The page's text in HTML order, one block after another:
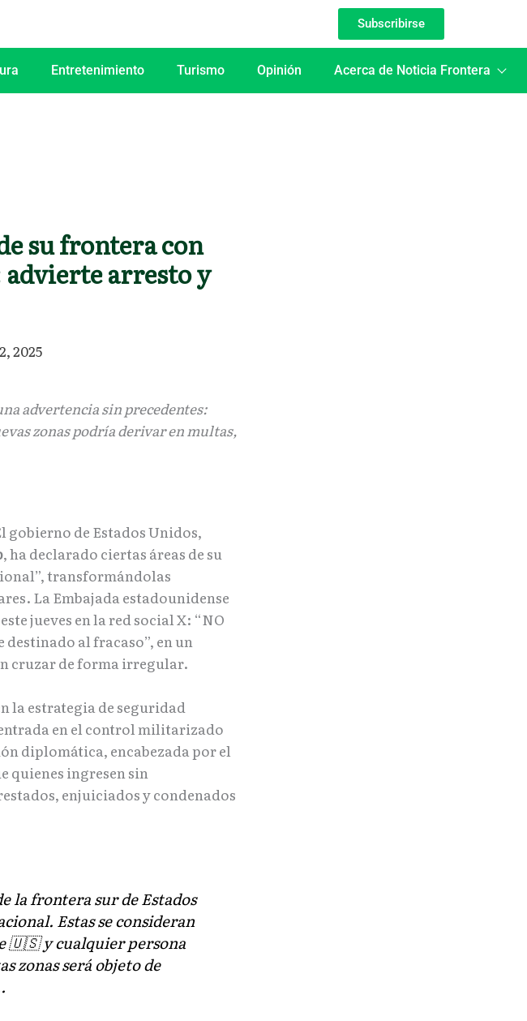
Subscribirse
Entretenimiento Turismo Opinión Acerca de Noticia Frontera
su frontera con
arresto y
2025
advertencia sin precedentes:
zonas podría derivar en multas,
gobierno de Estados Unidos,
, ha declarado ciertas áreas de su
transformándolas
La Embajada estadounidense
jueves en la red social X: “NO
al fracaso”, en un
cruzar de forma irregular.
la estrategia de seguridad
en el control militarizado
diplomática, encabezada por el
quienes ingresen sin
enjuiciados y condenados
la frontera sur de Estados
Estas se consideran
🇺🇸 y cualquier persona
zonas será objeto de